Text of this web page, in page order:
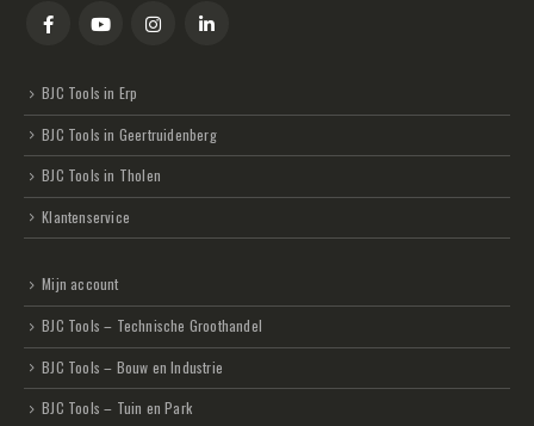
BJC Tools in Erp
BJC Tools in Geertruidenberg
BJC Tools in Tholen
Klantenservice
Mijn account
BJC Tools – Technische Groothandel
BJC Tools – Bouw en Industrie
BJC Tools – Tuin en Park